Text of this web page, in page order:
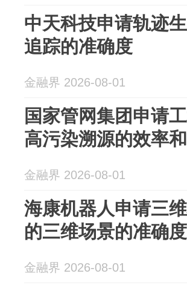
中天科技申请轨迹
追踪的准确度
金融界 2026-08-01
国家管网集团申请
高污染溯源的效率
金融界 2026-08-01
海康机器人申请三
的三维场景的准确度
金融界 2026-08-01